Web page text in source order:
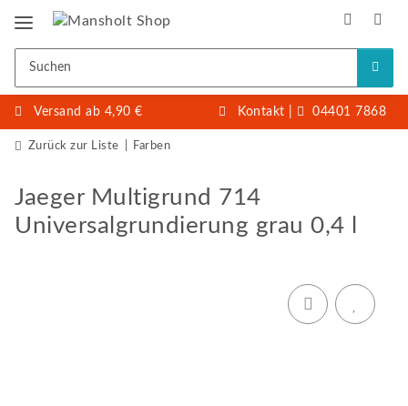
Versand ab 4,90 € Kontakt 04401 7868
Zurück zur Liste Farben
Jaeger Multigrund 714
Universalgrundierung grau 0,4 l